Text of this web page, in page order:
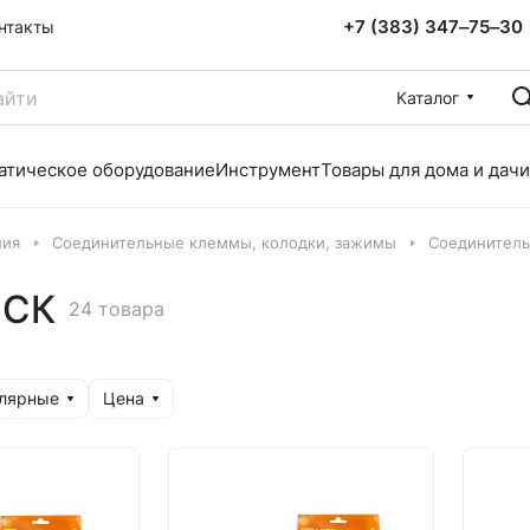
+7 (383) 347‒75‒30
Каталог
оборудованиеИнструментТовары для дома и дачи
Соединительные клеммы, колодки, зажимы
24 товара
Цена